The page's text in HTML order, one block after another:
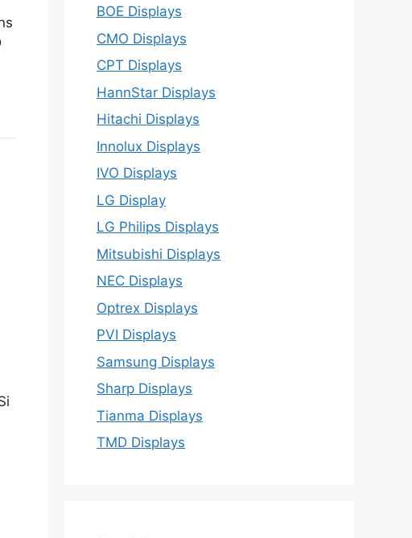
BOE Displays
CMO Displays
CPT Displays
HannStar Displays
Hitachi Displays
Innolux Displays
IVO Displays
LG Display
LG Philips Displays
Mitsubishi Displays
NEC Displays
Optrex Displays
PVI Displays
Samsung Displays
Sharp Displays
Tianma Displays
TMD Displays